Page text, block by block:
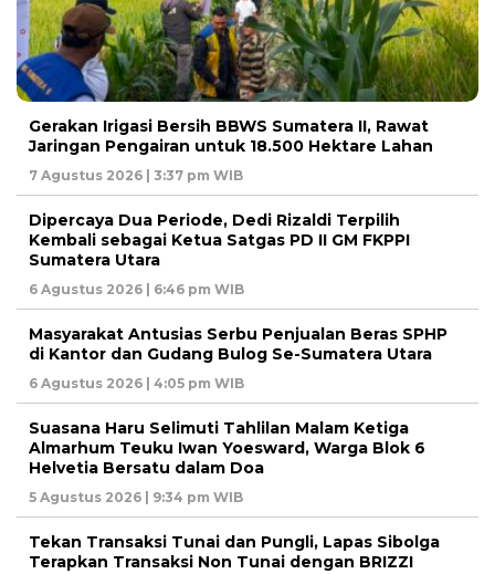
Gerakan Irigasi Bersih BBWS Sumatera II, Rawat
Jaringan Pengairan untuk 18.500 Hektare Lahan
7 Agustus 2026 | 3:37 pm WIB
Dipercaya Dua Periode, Dedi Rizaldi Terpilih
Kembali sebagai Ketua Satgas PD II GM FKPPI
Sumatera Utara
6 Agustus 2026 | 6:46 pm WIB
Masyarakat Antusias Serbu Penjualan Beras SPHP
di Kantor dan Gudang Bulog Se-Sumatera Utara
6 Agustus 2026 | 4:05 pm WIB
Suasana Haru Selimuti Tahlilan Malam Ketiga
Almarhum Teuku Iwan Yoesward, Warga Blok 6
Helvetia Bersatu dalam Doa
5 Agustus 2026 | 9:34 pm WIB
Tekan Transaksi Tunai dan Pungli, Lapas Sibolga
Terapkan Transaksi Non Tunai dengan BRIZZI